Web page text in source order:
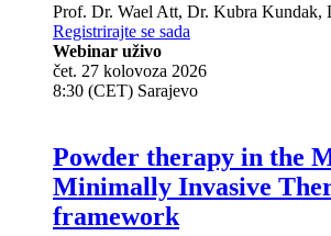
Prof. Dr. Wael Att, Dr. Kubra Kundak,
Registrirajte se sada
Webinar uživo
čet. 27 kolovoza 2026
8:30 (CET) Sarajevo
Powder therapy in the
Minimally Invasive
framework